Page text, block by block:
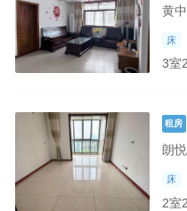
【王】发布了【求租
【吴女士】发布了
欢迎【永禾房产-王
黄
床
3室
租房
朗
床
2室